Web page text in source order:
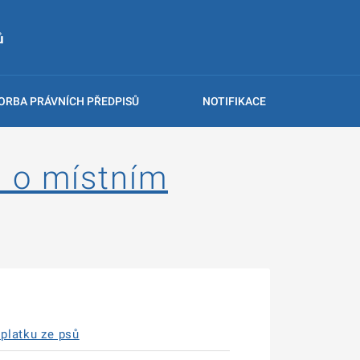
PRÁVNÍCH PŘEDPISŮ NOTIFIKACE
o místním
ze psů